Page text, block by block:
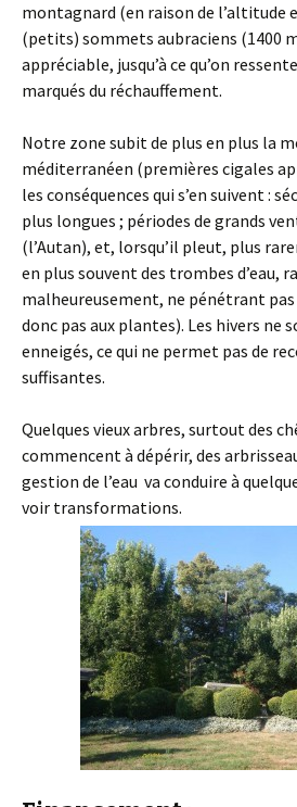
montagnard (en raison de l’altitude
(petits) sommets aubraciens (1400
appréciable, jusqu’à ce qu’on
marqués du réchauffement.
Notre zone subit de plus en plus la
méditerranéen (premières cigales
les conséquences qui s’en suivent :
plus longues ; périodes de grands
(l’Autan), et, lorsqu’il pleut, plus
en plus souvent des trombes d’eau,
malheureusement, ne pénétrant
donc pas aux plantes). Les hivers ne
enneigés, ce qui ne permet pas de
suffisantes.
Quelques vieux arbres, surtout des
commencent à dépérir, des
gestion de l’eau va conduire à
voir transformations.